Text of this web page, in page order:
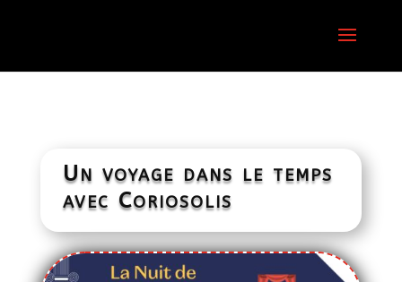
Un voyage dans le temps
avec Coriosolis